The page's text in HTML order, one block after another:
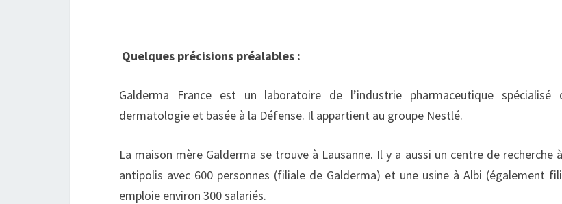
Quelques précisions préalables :
Galderma France est un laboratoire de l’industrie pharmaceutique spécialisé
dermatologie et basée à la Défense. Il appartient au groupe Nestlé.
La maison mère Galderma se trouve à Lausanne. Il y a aussi un centre de recherche
antipolis avec 600 personnes (filiale de Galderma) et une usine à Albi (également
emploie environ 300 salariés.